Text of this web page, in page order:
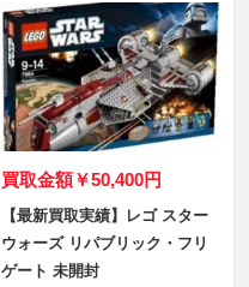
買取金額￥50,400円
【最新買取実績】レゴ スター
ウォーズ リパブリック・フリ
ゲート 未開封